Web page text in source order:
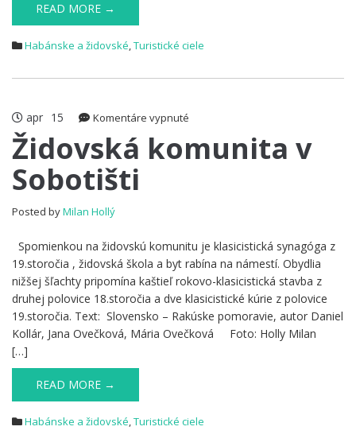
READ MORE →
Habánske a židovské,Turistické ciele
apr 15 Komentáre vypnuté
komunita
Židovská komunita v
Sobotišti
Posted byMilan Hollý
Spomienkou na židovskú komunitu je klasicistická synagóga z
19.storočia , židovská škola a byt rabína na námestí. Obydlia
nižšej šľachty pripomína kaštieľ rokovo-klasicistická stavba z
druhej polovice 18.storočia a dve klasicistické kúrie z polovice
19.storočia. Text: Slovensko – Rakúske pomoravie, autor Daniel
Kollár, Jana Ovečková, Mária Ovečková Foto: Holly Milan
[…]
READ MORE →
Habánske a židovské,Turistické ciele